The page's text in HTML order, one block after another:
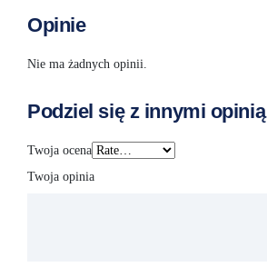
Opinie
Nie ma żadnych opinii.
Podziel się z innymi opinią
Twoja ocena
Twoja opinia